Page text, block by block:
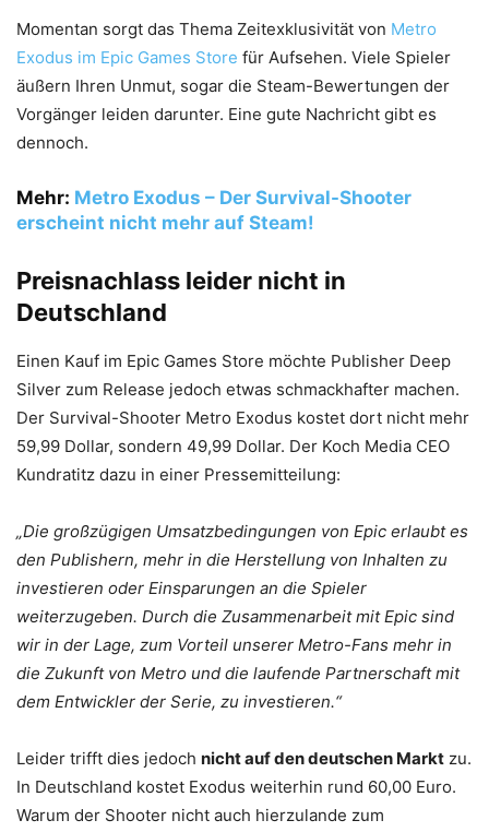
Momentan sorgt das Thema Zeitexklusivität von Metro
Exodus im Epic Games Store für Aufsehen. Viele Spieler
äußern Ihren Unmut, sogar die Steam-Bewertungen der
Vorgänger leiden darunter. Eine gute Nachricht gibt es
dennoch.
Mehr: Metro Exodus – Der Survival-Shooter
erscheint nicht mehr auf Steam!
Preisnachlass leider nicht in
Deutschland
Einen Kauf im Epic Games Store möchte Publisher Deep
Silver zum Release jedoch etwas schmackhafter machen.
Der Survival-Shooter Metro Exodus kostet dort nicht mehr
59,99 Dollar, sondern 49,99 Dollar. Der Koch Media CEO
Kundratitz dazu in einer Pressemitteilung:
„Die großzügigen Umsatzbedingungen von Epic erlaubt es
den Publishern, mehr in die Herstellung von Inhalten zu
investieren oder Einsparungen an die Spieler
weiterzugeben. Durch die Zusammenarbeit mit Epic sind
wir in der Lage, zum Vorteil unserer Metro-Fans mehr in
die Zukunft von Metro und die laufende Partnerschaft mit
dem Entwickler der Serie, zu investieren.“
Leider trifft dies jedoch nicht auf den deutschen Markt zu.
In Deutschland kostet Exodus weiterhin rund 60,00 Euro.
Warum der Shooter nicht auch hierzulande zum